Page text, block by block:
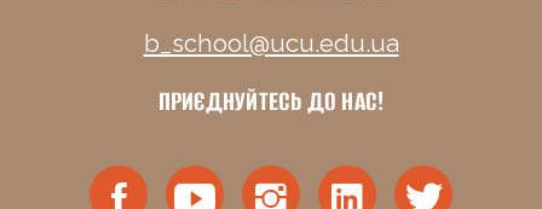
b_school@ucu.edu.ua
ПРИЄДНУЙТЕСЬ ДО НАС!